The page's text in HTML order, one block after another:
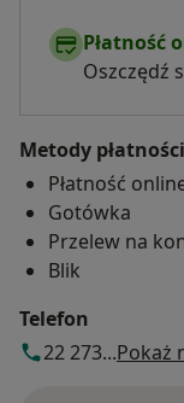
Płatność
Oszczędź
Metody
Płatność
Gotówka
Przelew na
Blik
Telefon
22 273...Pokaż